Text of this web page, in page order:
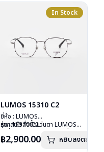
In Stock
LUMOS 15310 C2
ยี่ห้อ : LUMOS
รุ่น : 15310 C2
เลนส์ : Demo Lens
หากสนใจสั่งชื้อแว่นตา LUMOS
ลงไว้กรุณาติดต่อเราคลิก
฿2,900.00 หยิบลงตะกร้า